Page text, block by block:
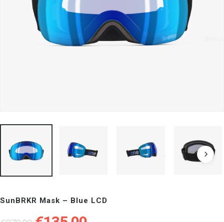
SunBRKR Mask – Blue LCD